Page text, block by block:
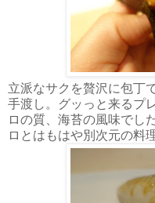
立派なサクを贅沢に包丁
手渡し。グッっと来るプ
ロの質、海苔の風味でし
ロとはもはや別次元の料